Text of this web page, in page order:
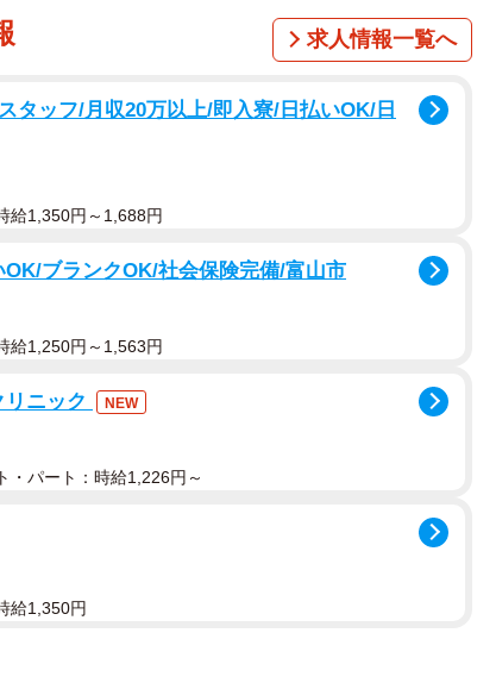
を使ってもいいか」と議論になるほどです。し
宿題を早く終わらせることができましたが、ちょっと
終わらせる
「交通安全の標語を作る」という宿題が出ました。
っています。「〇〇で〇〇の標語を10個出して」とい
数秒で10個の「素敵な標語」が表示されました。O君
「数秒で終わった」と得意げのO君でした。
ったところ、驚いたことに、自分と同じ標語を書いて
しかしてChatGPT使った？」と聞いたら、「そうだ
のほかにも、クラスの数名も、なんだか似たような標
る時間がきました。Mさんが考えてきた標語を発表し
注目が集まりました。
と標語に入っていて、センスがよさそうと感じるも
求人情報一覧へ
タッフ/月収20万以上/即入寮/日払いOK/日
給1,350円～1,688円
ブランクOK/社会保険完備/富山市
給1,250円～1,563円
リニック NEW
・パート：時給1,226円～
給1,350円